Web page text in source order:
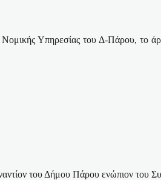
Υπηρεσίας του Δ-Πάρου, το
του Δήμου Πάρου ενώπιον του